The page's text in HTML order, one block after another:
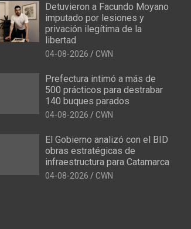
Detuvieron a Facundo Moyano
imputado por lesiones y
privación ilegítima de la
libertad
04-08-2026 CWN
Prefectura intimó a más de
500 prácticos para destrabar
140 buques parados
04-08-2026 CWN
El Gobierno analizó con el BID
obras estratégicas de
infraestructura para Catamarca
04-08-2026 CWN